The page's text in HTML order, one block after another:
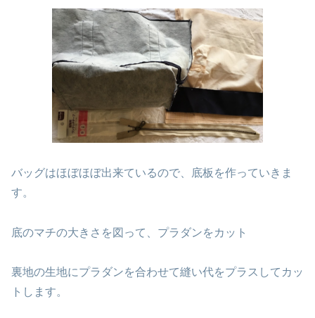
バッグはほぼほぼ出来ているので、底板を作っていきま
す。
底のマチの大きさを図って、プラダンをカット
裏地の生地にプラダンを合わせて縫い代をプラスしてカッ
トします。